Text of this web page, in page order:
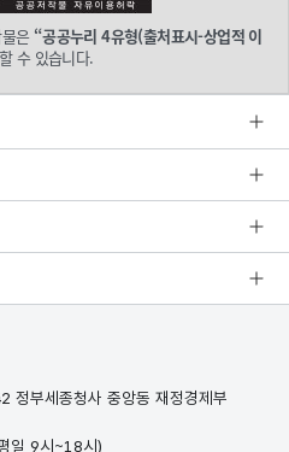
은 “공공누리 4유형(출처표시-상업적 이
수 있습니다.
정부세종청사 중앙동 재정경제부
일 9시~18시)